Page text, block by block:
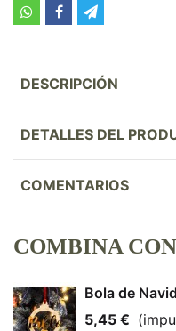
DESCRIPCIÓN
DETALLES DEL
COMENTARIOS
COMBINA CON
Bola de
5,45 €